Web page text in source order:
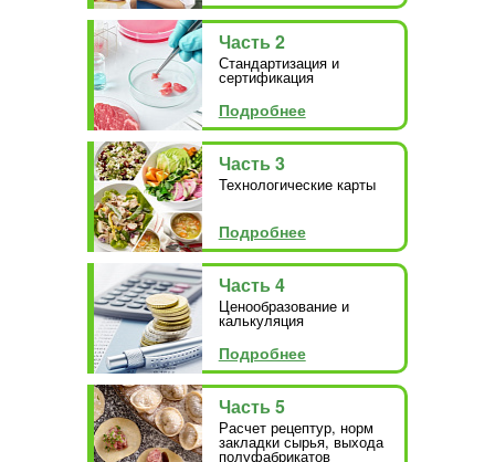
Часть 2
Стандартизация и
сертификация
Подробнее
Часть 3
Технологические карты
Подробнее
Часть 4
Ценообразование и
калькуляция
Подробнее
Часть 5
Расчет рецептур, норм
закладки сырья, выхода
полуфабрикатов